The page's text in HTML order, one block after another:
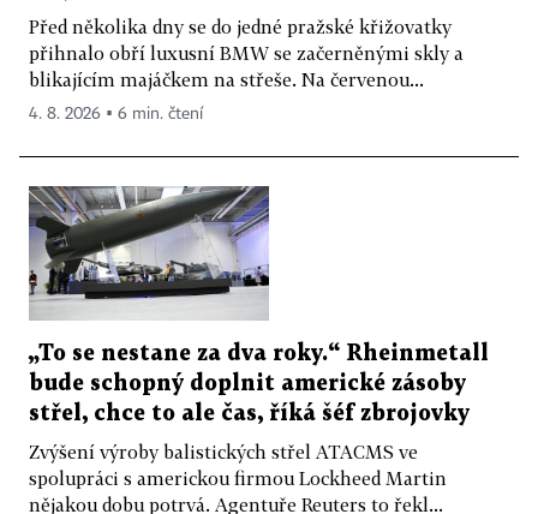
Před několika dny se do jedné pražské křižovatky
přihnalo obří luxusní BMW se začerněnými skly a
blikajícím majáčkem na střeše. Na červenou...
4. 8. 2026 ▪ 6 min. čtení
„To se nestane za dva roky.“ Rheinmetall
bude schopný doplnit americké zásoby
střel, chce to ale čas, říká šéf zbrojovky
Zvýšení výroby balistických střel ATACMS ve
spolupráci s americkou firmou Lockheed Martin
nějakou dobu potrvá. Agentuře Reuters to řekl...